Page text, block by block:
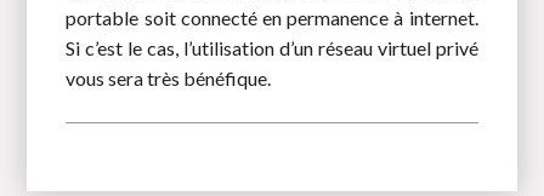
portable soit connecté en permanence à internet.
Si c’est le cas, l’utilisation d’un réseau virtuel privé
vous sera très bénéfique.